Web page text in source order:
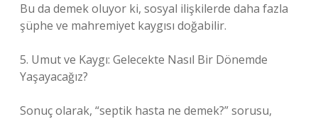
Bu da demek oluyor ki, sosyal ilişkilerde daha fazla
şüphe ve mahremiyet kaygısı doğabilir.
5. Umut ve Kaygı: Gelecekte Nasıl Bir Dönemde
Yaşayacağız?
Sonuç olarak, “septik hasta ne demek?” sorusu,